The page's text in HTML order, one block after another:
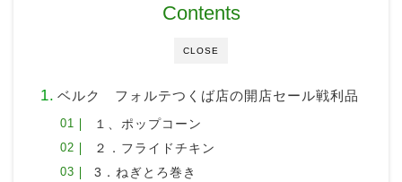
CLOSE
Contents
ベルク フォルテつくば店の開店セール戦利品
１、ポップコーン
２．フライドチキン
3．ねぎとろ巻き